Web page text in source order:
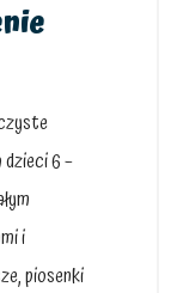
6 –
i
piosenki